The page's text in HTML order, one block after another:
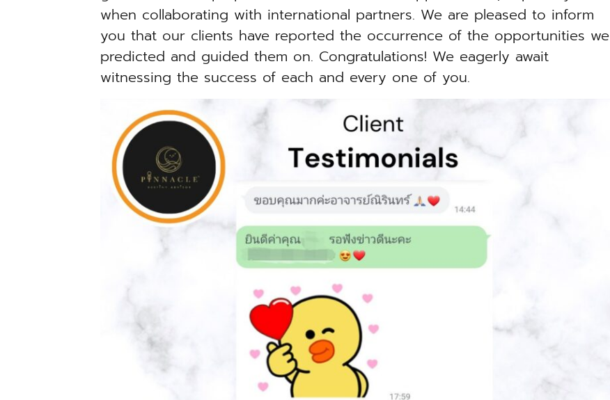
when collaborating with international partners. We are pleased to inform
you that our clients have reported the occurrence of the opportunities we
predicted and guided them on. Congratulations! We eagerly await
witnessing the success of each and every one of you.